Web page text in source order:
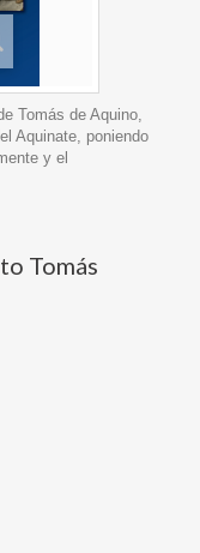
Tomás de Aquino,
Aquinate, poniendo
y el
Tomás